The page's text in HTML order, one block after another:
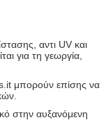
αντι UV και
για τη γεωργία,
μπορούν επίσης να
στην αυξανόμενη